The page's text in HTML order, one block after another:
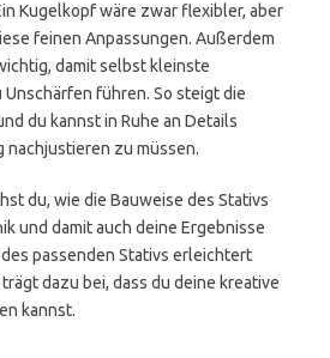
Kugelkopf wäre zwar flexibler, aber
feinen Anpassungen. Außerdem
damit selbst kleinste
führen. So steigt die
du kannst in Ruhe an Details
nachjustieren zu müssen.
du, wie die Bauweise des Stativs
und damit auch deine Ergebnisse
passenden Stativs erleichtert
dazu bei, dass du deine kreative
kannst.